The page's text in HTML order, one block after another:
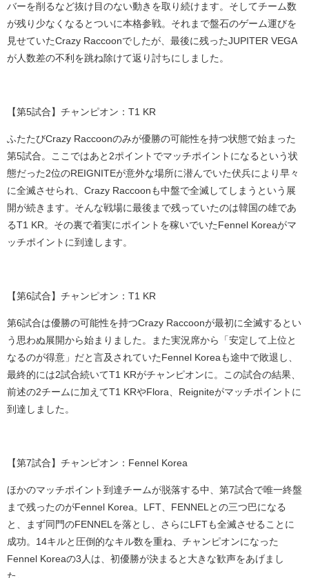
バーを削るなど抜け目のない動きを取り続けます。そしてチーム数
が残り少なくなるとついに本格参戦。それまで盤石のゲーム運びを
見せていたCrazy Raccoonでしたが、最後に残ったJUPITER VEGA
が人数差の不利を跳ね除けて返り討ちにしました。
【第5試合】チャンピオン： T1 KR
ふたたびCrazy Raccoonのみが優勝の可能性を持つ状態で始まった
第5試合。ここではあと 2ポイントでマッチポイントになるという状
態だった 2位のREIGNITEが意外な場所に潜んでいた伏兵により早々
に全滅させられ、 Crazy Raccoon も中盤で全滅してしまうという展
開が続きます。そんな戦場に最後まで残っていたのは韓国の雄であ
るT1 KR 。その裏で着実にポイントを稼いでいた Fennel Koreaがマ
ッチポイントに到達します。
【第6試合】チャンピオン： T1 KR
第6試合は優勝の可能性を持つCrazy Raccoonが最初に全滅するとい
う思わぬ展開から始まりました。また実況席から「安定して上位と
なるのが得意」だと言及されていた Fennel Korea も途中で敗退し、
最終的には2試合続いてT1 KRがチャンピオンに。この試合の結果、
前述の2チームに加えてT1 KRやFlora Reigniteがマッチポイントに
到達しました。
【第7試合】チャンピオン： Fennel Korea
ほかのマッチポイント到達チームが脱落する中、第7試合で唯一終盤
まで残ったのがFennel Korea 。 LFT FENNEL
との三つ巴になる
と、まず同門のFENNEL を落とし、さらに LFTも全滅させることに
成功。 14キルと圧倒的なキル数を重ね、チャンピオンになった
Fennel Koreaの3 人は、初優勝が決まると大きな歓声をあげまし